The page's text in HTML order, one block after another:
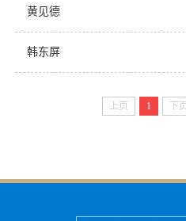
黄见德
韩东屏
上页 1 下页